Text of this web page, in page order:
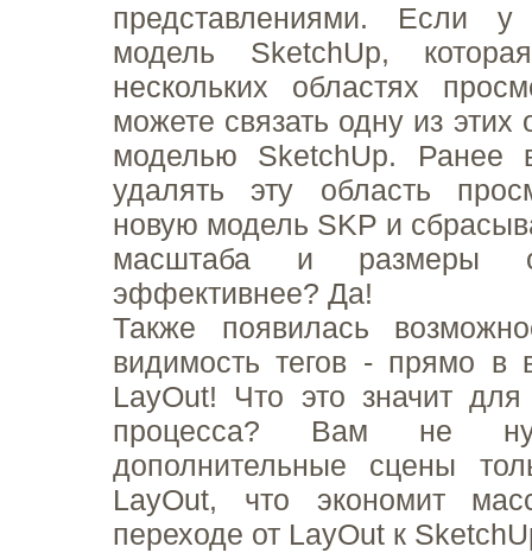
представлениями. Если
модель SketchUp,
нескольких областях
можете связать одну из этих
моделью SketchUp. Ранее
удалять эту область
новую модель SKP и
масштаба и размеры
эффективнее? Да!
Также появилась
видимость тегов - прямо в
LayOut! Что это значит для
процесса? Вам не
дополнительные сцены
LayOut, что экономит
переходе от LayOut к